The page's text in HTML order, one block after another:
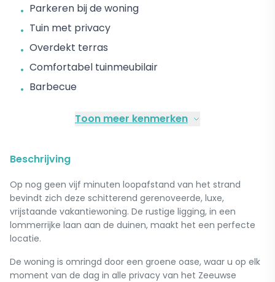
• Parkeren bij de woning
• Tuin met privacy
• Overdekt terras
• Comfortabel tuinmeubilair
• Barbecue
Toon meer kenmerken
Beschrijving
Op nog geen vijf minuten loopafstand van het strand
bevindt zich deze schitterend gerenoveerde, luxe,
vrijstaande vakantiewoning. De rustige ligging, in een
lommerrijke laan aan de duinen, maakt het een perfecte
locatie.
De woning is omringd door een groene oase, waar u op elk
moment van de dag in alle privacy van het Zeeuwse